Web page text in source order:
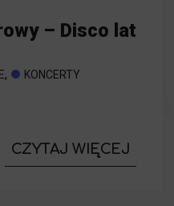
– Disco lat
,
KONCERTY
CZYTAJ WIĘCEJ